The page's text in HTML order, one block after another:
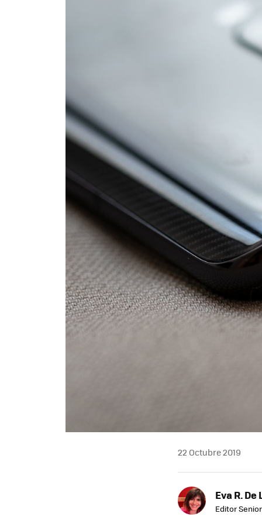
22 Octubre 2019
Eva R. De
Editor Senior